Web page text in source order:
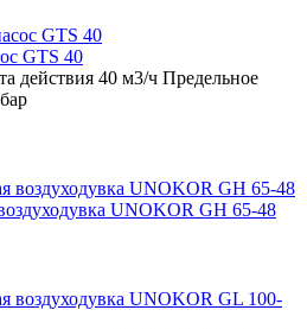
GTS 40
действия 40 м3/ч Предельное
UNOKOR GH 65-48